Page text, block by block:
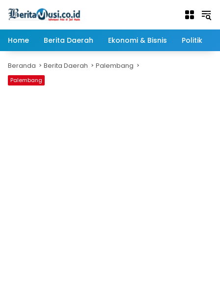
Home
Berita Daerah Ekonomi & Bisnis Politik
Beranda Berita Daerah Palembang
Palembang